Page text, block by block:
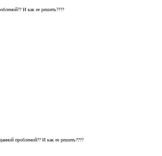
И как ее решить????
проблемой?? И как ее решить????